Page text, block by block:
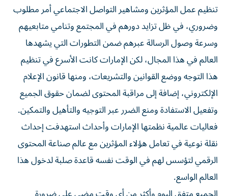
تنظيم عمل المؤثرين ومشاهير التواصل الاجتماعي أمر مطلوب
وضروري، في ظل تزايد دورهم في المجتمع وتنامي متابعيهم
وسرعة وصول الرسالة عبرهم ضمن التطورات التي يشهدها
العالم في هذا المجال، لكن الإمارات كانت الأسرع في تنظيم
هذا التوجه ووضع القوانين والتشريعات، ومنها قانون الإعلام
الإلكتروني، إضافة إلى مراقبة المحتوى لضمان حقوق الجميع
وتفعيل الاستفادة ومنع الضرر عبر التوجيه والتأهيل والتمكين.
فعاليات عالمية نظمتها الإمارات وأحداث استهدفت إحداث
نقلة نوعية في تعامل هؤلاء المؤثرين مع عالم صناعة المحتوى
الرقمي لتؤسس لهم في الوقت نفسه قاعدة صلبة لدخول هذا
العالم الواسع.